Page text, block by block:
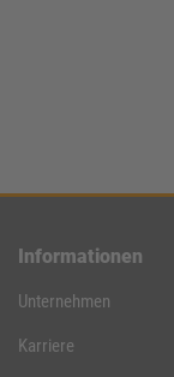
Informationen
Unternehmen
Karriere